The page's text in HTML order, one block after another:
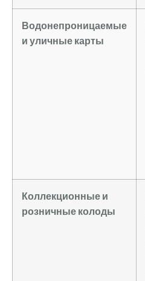
Водонепроницаемые
и уличные карты
Коллекционные и
розничные колоды